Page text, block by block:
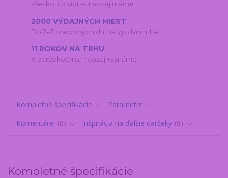
Všetko, čo vidíte, naozaj máme
2000 VÝDAJNÝCH MIEST
Do 2–3 pracovných dní na vyzdvihnutie
11 ROKOV NA TRHU
V darčekoch sa naozaj vyznáme
Kompletné špecifikácie
Parametre
Komentáre
0 Inšpirácia na ďalšie darčeky 8
Kompletné špecifikácie